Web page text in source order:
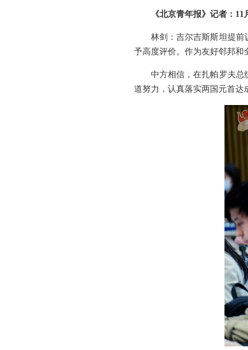
《北京青年报》记者：
林剑：吉尔吉斯斯坦提前
予高度评价。作为友好邻邦和
中方相信，在扎帕罗夫总
道努力，认真落实两国元首达